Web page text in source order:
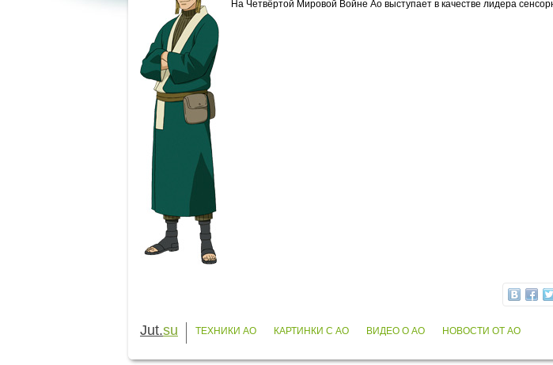
На Четвёртой Мировой Войне Ао выступает в качестве лидера
Jut.su ТЕХНИКИ АО КАРТИНКИ С АО ВИДЕО О АО НОВОСТИ ОТ АО